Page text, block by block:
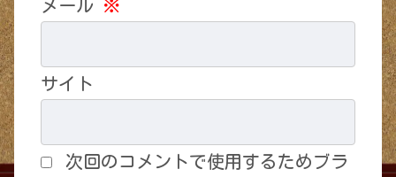
メール ※
サイト
次回のコメントで使用するためブラ